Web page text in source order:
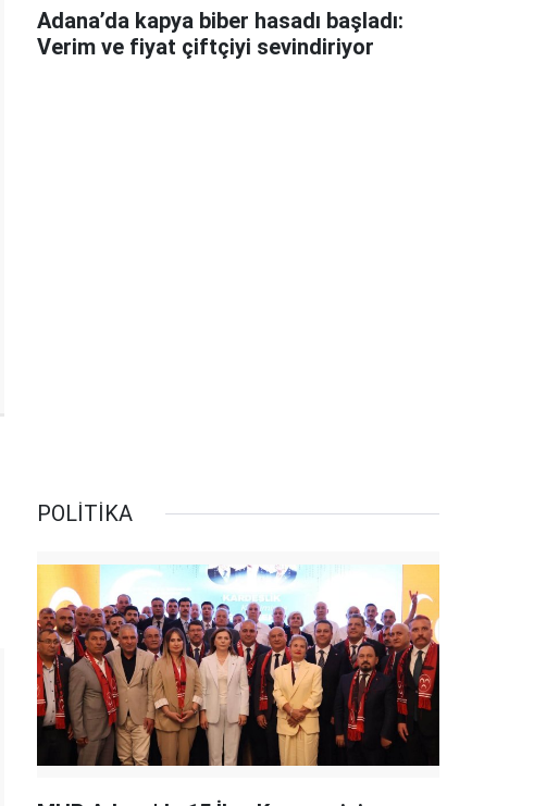
Adana’da kapya biber hasadı başladı:
Verim ve fiyat çiftçiyi sevindiriyor
POLİTİKA